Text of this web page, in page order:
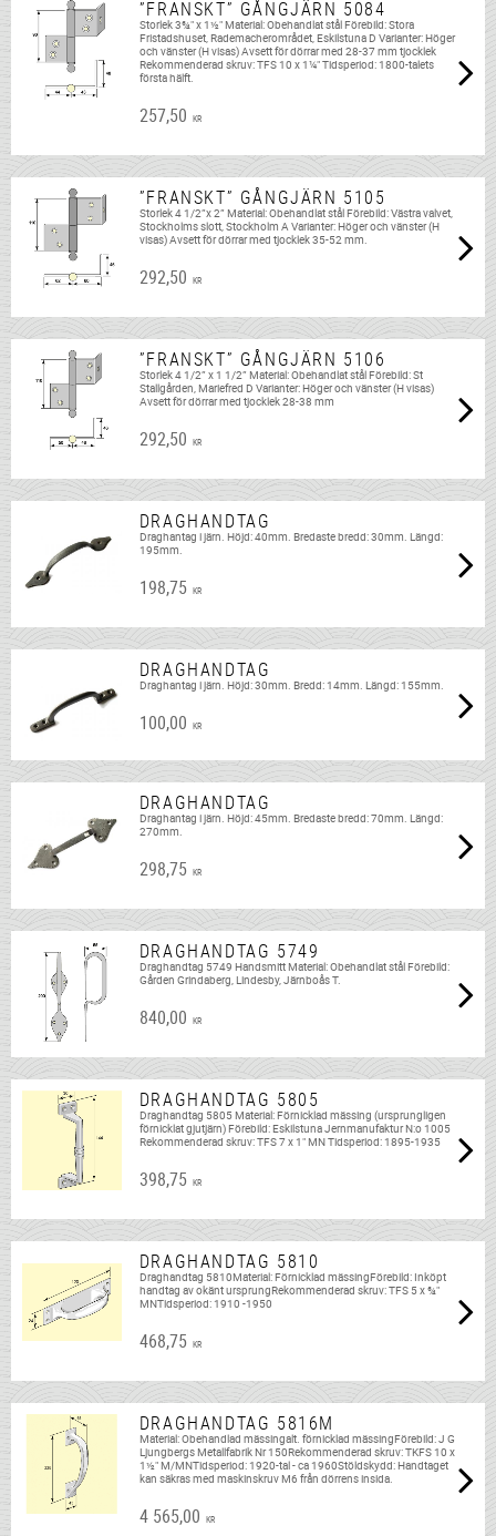
”FRANSKT” GÅNGJÄRN 5084
Storlek 3¾" x 1½" Material: Obehandlat stål Förebild: Stora
Fristadshuset, Rademacherområdet, Eskilstuna D Varianter: Höger
och vänster (H visas) Avsett för dörrar med 28-37 mm tjocklek
Rekommenderad skruv: TFS 10 x 1¼" Tidsperiod: 1800-talets
första hälft.
257,50 KR
”FRANSKT” GÅNGJÄRN 5105
Storlek 4 1/2”x 2” Material: Obehandlat stål Förebild: Västra valvet,
Stockholms slott, Stockholm A Varianter: Höger och vänster (H
visas) Avsett för dörrar med tjocklek 35-52 mm.
292,50 KR
”FRANSKT” GÅNGJÄRN 5106
Storlek 4 1/2” x 1 1/2” Material: Obehandlat stål Förebild: St
Stallgården, Mariefred D Varianter: Höger och vänster (H visas)
Avsett för dörrar med tjocklek 28-38 mm
292,50 KR
DRAGHANDTAG
Draghantag i järn. Höjd: 40mm. Bredaste bredd: 30mm. Längd:
195mm.
198,75 KR
DRAGHANDTAG
Draghantag i järn. Höjd: 30mm. Bredd: 14mm. Längd: 155mm.
100,00 KR
DRAGHANDTAG
Draghantag i järn. Höjd: 45mm. Bredaste bredd: 70mm. Längd:
270mm.
298,75 KR
DRAGHANDTAG 5749
Draghandtag 5749 Handsmitt Material: Obehandlat stål Förebild:
Gården Grindaberg, Lindesby, Järnboås T.
840,00 KR
DRAGHANDTAG 5805
Draghandtag 5805 Material: Förnicklad mässing (ursprungligen
förnicklat gjutjärn) Förebild: Eskilstuna Jernmanufaktur N:o 1005
Rekommenderad skruv: TFS 7 x 1" MN Tidsperiod: 1895-1935
398,75 KR
DRAGHANDTAG 5810
Draghandtag 5810Material: Förnicklad mässingFörebild: Inköpt
handtag av okänt ursprungRekommenderad skruv: TFS 5 x ¾"
MNTidsperiod: 1910 -1950
468,75 KR
DRAGHANDTAG 5816M
Material: Obehandlad mässingalt. förnicklad mässingFörebild: J G
Ljungbergs Metallfabrik Nr 150Rekommenderad skruv: TKFS 10 x
1½" M/MNTidsperiod: 1920-tal - ca 1960Stöldskydd: Handtaget
kan säkras med maskinskruv M6 från dörrens insida.
4 565,00 KR